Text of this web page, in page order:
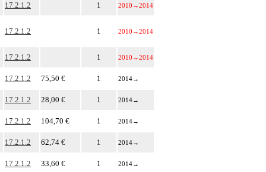
17.2.1.2 1 2010 →2014
17.2.1.2 1 2010 →2014
17.2.1.2 1 2010 →2014
17.2.1.2 75,50 € 1 2014→
17.2.1.2 28,00 € 1 2014→
17.2.1.2 104,70 € 1 2014→
17.2.1.2 62,74 € 1 2014→
17.2.1.2 33,60 € 1 2014→